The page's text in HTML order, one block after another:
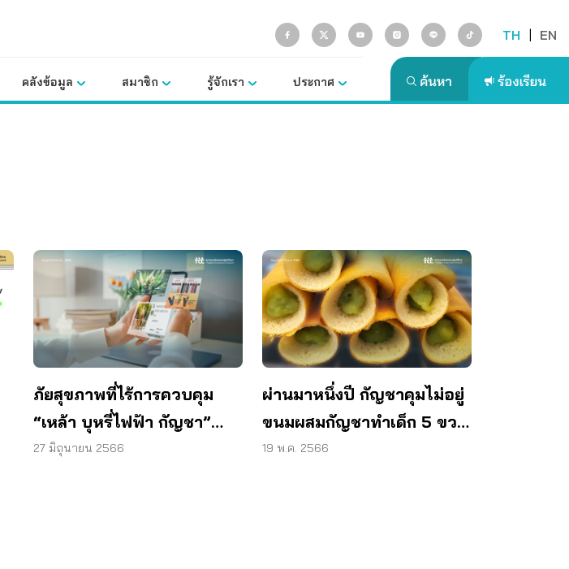
TH | EN
คลังข้อมูล สมาชิก รู้จักเรา ประกาศ
ภัยสุขภาพที่ไร้การควบคุม
“เหล้า บุหรี่ไฟฟ้า กัญชา”
ขายผู้บริโภคเกลื่อนออนไลน์
27 มิถุนายน 2566
ผ่านมาหนึ่งปี กัญชาคุมไม่อยู่
ขนมผสมกัญชาทำเด็ก 5 ขวบ
เข้าไอซียู สภาผู้บริโภค เร่ง
19 พ.ค. 2566